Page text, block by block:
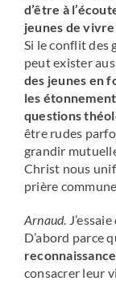
d’être à
jeunes de
Si le conflit des
peut exister
des jeunes en
les
questions
être rudes
grandir
Christ nous
prière commune.
Arnaud.
D’abord parce
reconnaissance
consacrer leur